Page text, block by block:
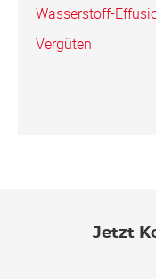
Wasserstoff-
Vergüten
Jetzt